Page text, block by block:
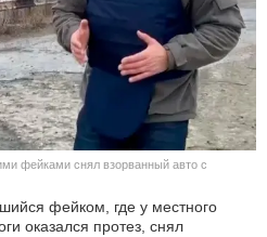
БИЗНЕС
И МОТО
фейками снял взорванный авто с
фейком, где у местного
оказался протез, снял